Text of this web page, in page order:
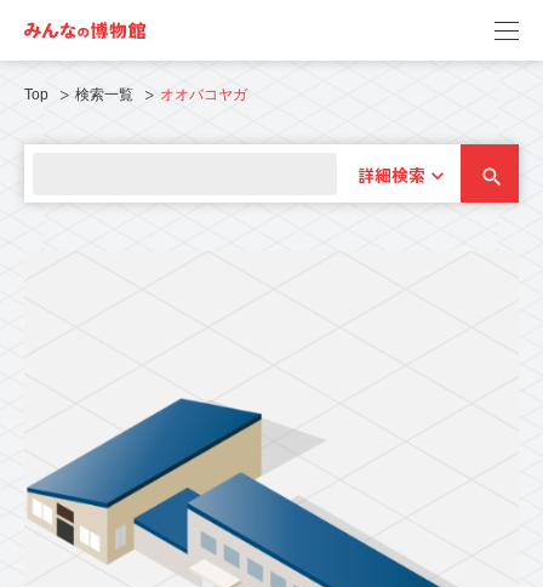
Top 検索一覧 オオバコヤガ
詳細検索